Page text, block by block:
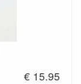
€ 15.95